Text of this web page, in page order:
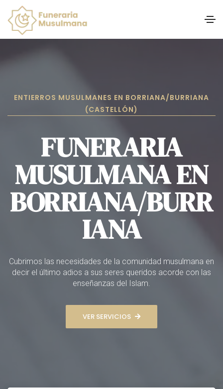
ENTIERROS MUSULMANES EN BORRIANA/BURRIANA
(CASTELLÓN)
FUNERARIA
MUSULMANA EN
BORRIANA/BURR
IANA
Cubrimos las necesidades de la comunidad musulmana en
decir el último adios a sus seres queridos acorde con las
enseñanzas del Islam.
VER SERVICIOS